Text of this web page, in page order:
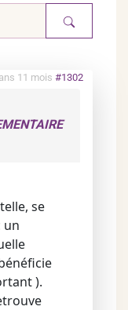
11 mois #1302
se
un
).